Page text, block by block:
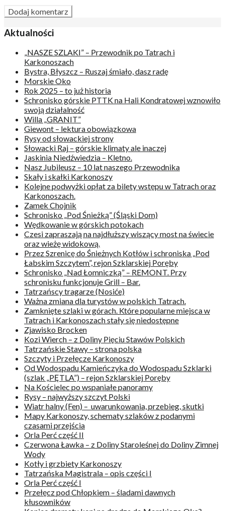
Aktualności
„NASZE SZLAKI” – Przewodnik po Tatrach i
Karkonoszach
Bystra, Błyszcz – Ruszaj śmiało, dasz radę
Morskie Oko
Rok 2025 – to już historia
Schronisko górskie PTTK na Hali Kondratowej wznowiło
swoją działalność
Willa „GRANIT”
Giewont – lektura obowiązkowa
Rysy od słowackiej strony
Słowacki Raj – górskie klimaty ale inaczej
Jaskinia Niedźwiedzia – Kletno.
Nasz Jubileusz – 10 lat naszego Przewodnika
Skały i skałki Karkonoszy
Kolejne podwyżki opłat za bilety wstępu w Tatrach oraz
Karkonoszach.
Zamek Chojnik
Schronisko „Pod Śnieżką” (Śląski Dom)
Wędkowanie w górskich potokach
Czesi zapraszają na najdłuższy wiszący most na świecie
oraz wieżę widokową.
Przez Szrenicę do Śnieżnych Kotłów i schroniska „Pod
Łabskim Szczytem”, rejon Szklarskiej Poręby
Schronisko „Nad Łomniczką” – REMONT. Przy
schronisku funkcjonuje Grill – Bar.
Tatrzańscy tragarze (Nosiće)
Ważna zmiana dla turystów w polskich Tatrach.
Zamknięte szlaki w górach. Które popularne miejsca w
Tatrach i Karkonoszach stały się niedostępne
Zjawisko Brocken
Kozi Wierch – z Doliny Pięciu Stawów Polskich
Tatrzańskie Stawy – strona polska
Szczyty i Przełęcze Karkonoszy
Od Wodospadu Kamieńczyka do Wodospadu Szklarki
(szlak „PĘTLA”) – rejon Szklarskiej Poręby
Na Kościelec po wspaniałe panoramy
Rysy – najwyższy szczyt Polski
Wiatr halny (Fen) – uwarunkowania, przebieg, skutki
Mapy Karkonoszy, schematy szlaków z podanymi
czasami przejścia
Orla Perć część II
Czerwona Ławka – z Doliny Staroleśnej do Doliny Zimnej
Wody
Kotły i grzbiety Karkonoszy
Tatrzańska Magistrala – opis części I
Orla Perć część I
Przełęcz pod Chłopkiem – śladami dawnych
kłusowników